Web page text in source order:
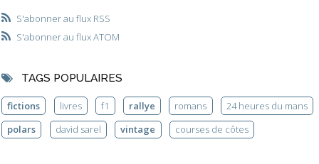
S'abonner au flux RSS
S'abonner au flux ATOM
TAGS POPULAIRES
fictions livres f1 rallye romans
24 heures du mans
polars
david sarel vintage courses de côtes